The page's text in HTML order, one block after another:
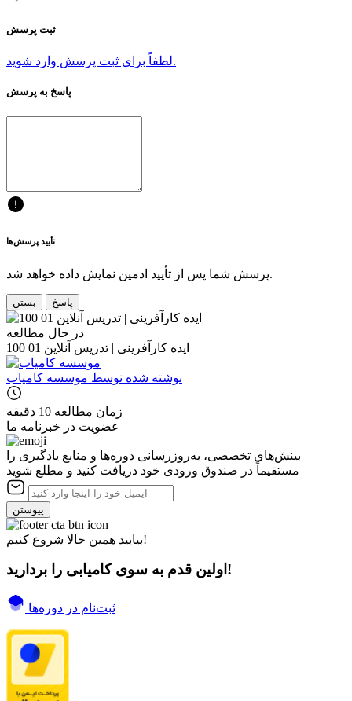
ثبت پرسش
لطفاً برای ثبت پرسش وارد شوید.
پاسخ به پرسش
تأیید پرسش‌ها
پرسش شما پس از تأیید ادمین نمایش داده خواهد شد.
بستن پاسخ
در حال مطالعه
100 ایده کارآفرینی | تدریس آنلاین 01
نوشته شده توسط موسسه کامیاب
زمان مطالعه 10 دقیقه
عضویت در خبرنامه ما
بینش‌های تخصصی، به‌روزرسانی دوره‌ها و منابع یادگیری را
مستقیماً در صندوق ورودی خود دریافت کنید و مطلع شوید
پیوستن
بیایید همین حالا شروع کنیم!
اولین قدم به سوی کامیابی را بردارید!
ثبت‌نام در دوره‌ها